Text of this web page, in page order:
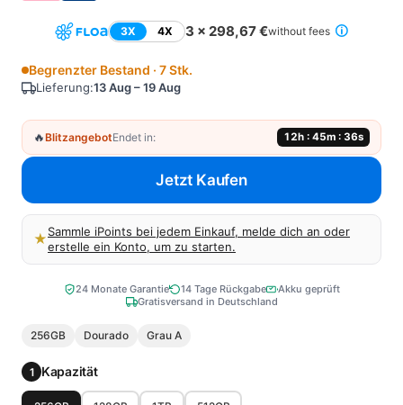
3X 4X 3 x 298,67 €without fees
Begrenzter Bestand · 7 Stk.
Lieferung:13 Aug – 19 Aug
🔥BlitzangebotEndet in: 12h : 45m : 36s
Jetzt Kaufen
★Sammle iPoints bei jedem Einkauf, melde dich an oder
erstelle ein Konto, um zu starten.
24 Monate Garantie 14 Tage Rückgabe
Akku geprüft
Gratisversand in Deutschland
256GB Dourado Grau A
1 Kapazität